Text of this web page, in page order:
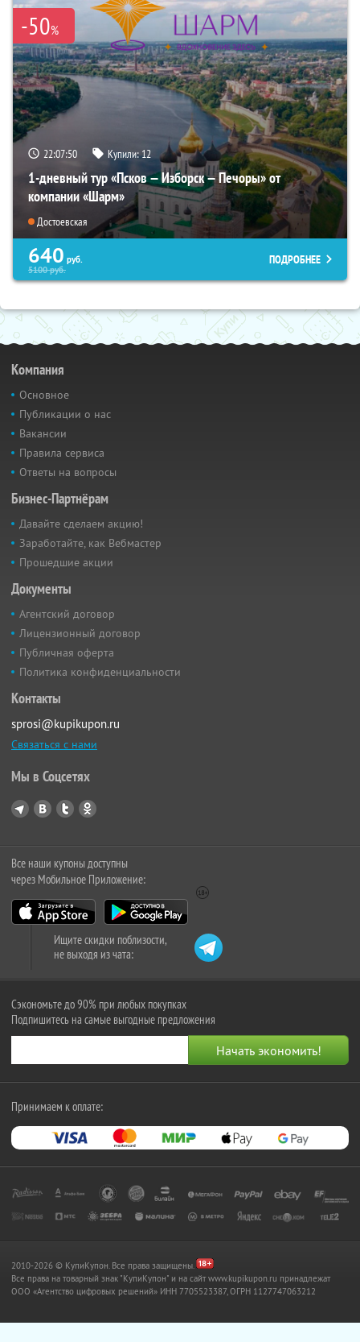
-50%
22:07:49 Купили:12
1-дневный тур «Псков — Изборск — Печоры» от
компании «Шарм»
Достоевская
640 руб.
5100руб.
ПОДРОБНЕЕ
Компания
Основное
Публикации о нас
Вакансии
Правила сервиса
Ответы на вопросы
Бизнес-Партнёрам
Давайте сделаем акцию!
Заработайте, как Вебмастер
Прошедшие акции
Документы
Агентский договор
Лицензионный договор
Публичная оферта
Политика конфиденциальности
Контакты
sprosi@kupikupon.ru
Связаться с нами
Мы в Соцсетях
Все наши купоны доступны
через Мобильное Приложение:
Ищите скидки поблизости,
не выходя из чата:
Сэкономьте до 90% при любых покупках
Подпишитесь на самые выгодные предложения
Принимаем к оплате:
2010-2026 © КупиКупон. Все права защищены.
Все права на товарный знак "КупиКупон" и на сайт www.kupikupon.ru принадлежат
OOO «Агентство цифровых решений» ИНН 7705523387, ОГРН 1127747063212